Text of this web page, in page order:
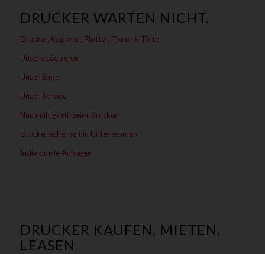
DRUCKER WARTEN NICHT.
Drucker, Kopierer, Plotter, Toner & Tinte
Unsere Lösungen
Unser Shop
Unser Service
Nachhaltigkeit beim Drucken
Druckersicherheit in Unternehmen
Individuelle Anfragen
DRUCKER KAUFEN, MIETEN,
LEASEN